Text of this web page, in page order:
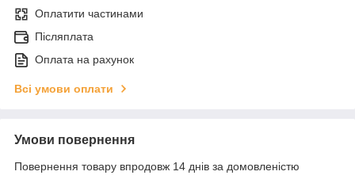
Оплатити частинами
Післяплата
Оплата на рахунок
Всі умови оплати
Умови повернення
Повернення товару впродовж 14 днів за домовленістю